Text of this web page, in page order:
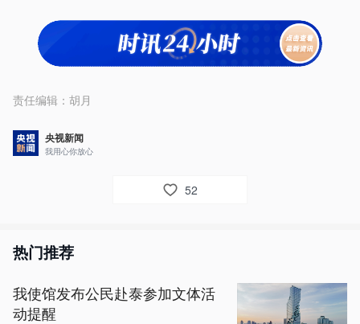
责任编辑： 胡月
央视新闻
我用心你放心
52
热门推荐
我使馆发布公民赴泰参加文体活
动提醒